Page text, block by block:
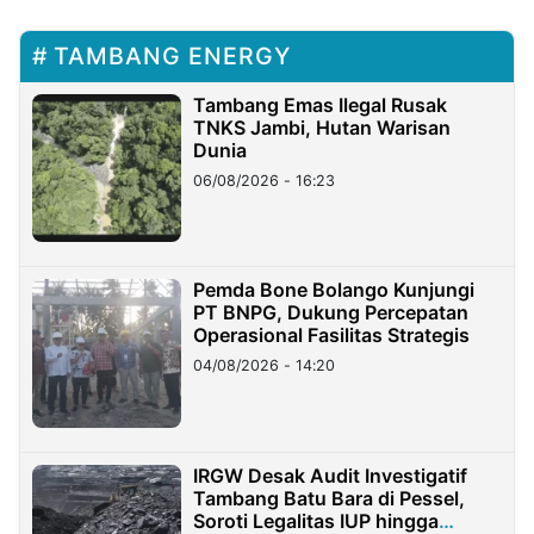
TAMBANG ENERGY
Tambang Emas Ilegal Rusak
TNKS Jambi, Hutan Warisan
Dunia
06/08/2026 - 16:23
Pemda Bone Bolango Kunjungi
PT BNPG, Dukung Percepatan
Operasional Fasilitas Strategis
04/08/2026 - 14:20
IRGW Desak Audit Investigatif
Tambang Batu Bara di Pessel,
Soroti Legalitas IUP hingga